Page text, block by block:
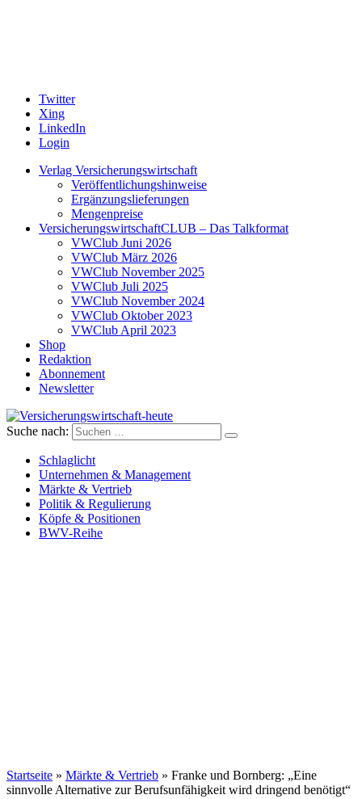
Twitter
Xing
LinkedIn
Login
Verlag Versicherungswirtschaft
Veröffentlichungshinweise
Ergänzungslieferungen
Mengenpreise
VersicherungswirtschaftCLUB – Das Talkformat
VWClub Juni 2026
VWClub März 2026
VWClub November 2025
VWClub Juli 2025
VWClub November 2024
VWClub Oktober 2023
VWClub April 2023
Shop
Redaktion
Abonnement
Newsletter
Versicherungswirtschaft-heute
Suche nach:
Schlaglicht
Unternehmen & Management
Märkte & Vertrieb
Politik & Regulierung
Köpfe & Positionen
BWV-Reihe
Startseite » Märkte & Vertrieb » Franke und Bornberg: „Eine
sinnvolle Alternative zur Berufsunfähigkeit wird dringend benötigt“